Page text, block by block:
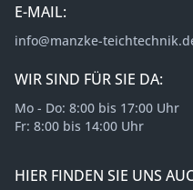
E-MAIL:
info@manzke-
WIR SIND FÜR SIE DA:
Mo - Do: 8:00 bis 17:00 Uhr
Fr: 8:00 bis 14:00 Uhr
HIER FINDEN SIE UNS